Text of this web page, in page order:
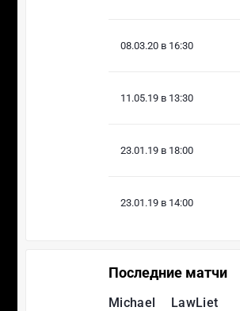
08.03.20 в 16:30
11.05.19 в 13:30
23.01.19 в 18:00
23.01.19 в 14:00
Последние матчи
Michael LawLiet